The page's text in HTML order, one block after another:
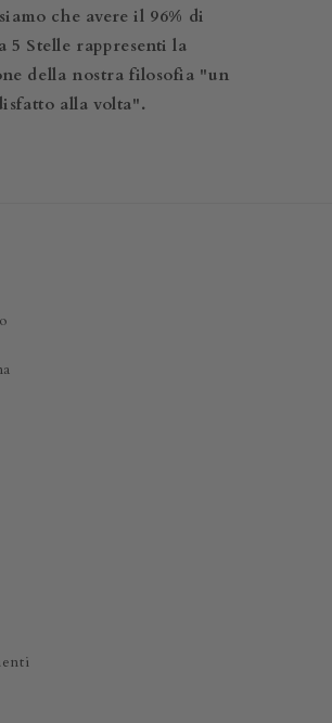
che avere il 96% di
5 Stelle rappresenti la
della nostra filosofia "un
alla volta".